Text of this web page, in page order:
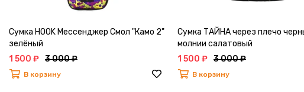
Сумка HOOK Мессенджер Смол "Камо 2"
зелёный
1 500 ₽ 3 000 ₽
В корзину
Сумка ТАЙНА через плечо
молнии салатовый
1 500 ₽ 3 000 ₽
В корзину